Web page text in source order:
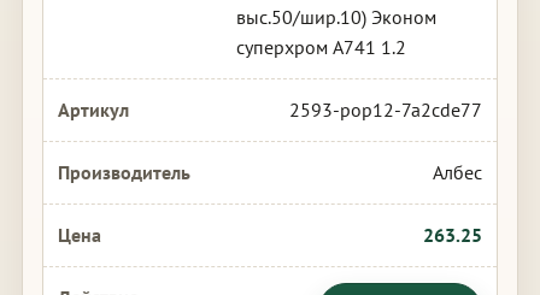
выс.50/шир.10) Эконом
суперхром А741 1.2
2593-pop12-7a2cde77
Албес
263.25